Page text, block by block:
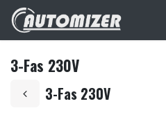
Hoppa till innehåll
3-Fas 230V
3-Fas 230V